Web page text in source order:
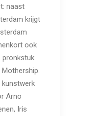
naast
krijgt
ook
pronkstuk
Mothership.
kunstwerk
Arno
Iris